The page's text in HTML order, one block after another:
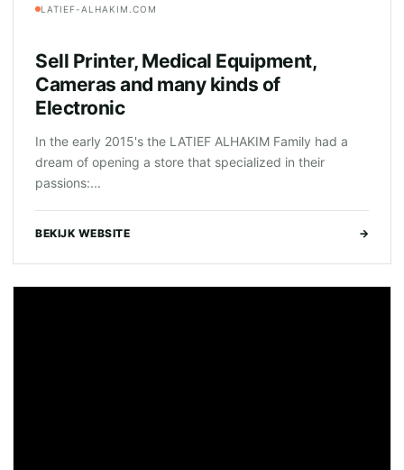
LATIEF-ALHAKIM.COM
Sell Printer, Medical Equipment,
Cameras and many kinds of
Electronic
In the early 2015's the LATIEF ALHAKIM Family had a
dream of opening a store that specialized in their
passions:...
BEKIJK WEBSITE →